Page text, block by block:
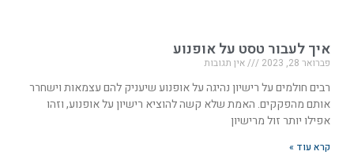
איך לעבור טסט על אופנוע
פברואר 28, 2023 אין תגובות
רבים חולמים על רישיון נהיגה על אופנוע שיעניק להם עצמאות וישחרר
אותם מהפקקים. האמת שלא קשה להוציא רישיון על אופנוע, וזהו
אפילו יותר זול מרישיון
קרא עוד »